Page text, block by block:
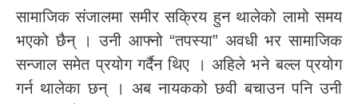
सामाजिक संजालमा समीर सक्रिय हुन थालेको लामो समय
भएको छैन् । उनी आफ्नो “तपस्या” अवधी भर सामाजिक
सन्जाल समेत प्रयोग गर्दैन थिए । अहिले भने बल्ल प्रयोग
गर्न थालेका छन् । अब नायकको छवी बचाउन पनि उनी